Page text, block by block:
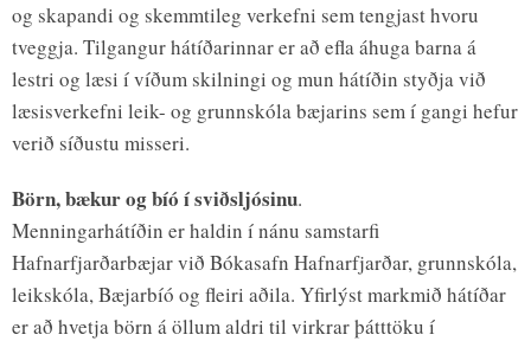
og skapandi og skemmtileg verkefni sem tengjast hvoru
tveggja. Tilgangur hátíðarinnar er að efla áhuga barna á
lestri og læsi í víðum skilningi og mun hátíðin styðja við
læsisverkefni leik- og grunnskóla bæjarins sem í gangi hefur
verið síðustu misseri.
Börn, bækur og bíó í sviðsljósinu.
Menningarhátíðin er haldin í nánu samstarfi
Hafnarfjarðarbæjar við Bókasafn Hafnarfjarðar, grunnskóla,
leikskóla, Bæjarbíó og fleiri aðila. Yfirlýst markmið hátíðar
er að hvetja börn á öllum aldri til virkrar þátttöku í